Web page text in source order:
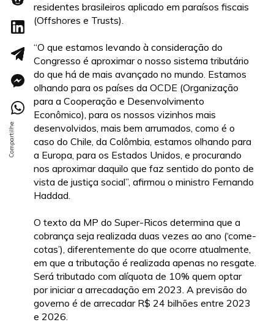
residentes brasileiros aplicado em paraísos fiscais
(Offshores e Trusts).
“O que estamos levando à consideração do
Congresso é aproximar o nosso sistema tributário
do que há de mais avançado no mundo. Estamos
olhando para os países da OCDE (Organização
para a Cooperação e Desenvolvimento
Econômico), para os nossos vizinhos mais
desenvolvidos, mais bem arrumados, como é o
caso do Chile, da Colômbia, estamos olhando para
a Europa, para os Estados Unidos, e procurando
nos aproximar daquilo que faz sentido do ponto de
vista de justiça social”, afirmou o ministro Fernando
Haddad.
O texto da MP do Super-Ricos determina que a
cobrança seja realizada duas vezes ao ano (‘come-
cotas’), diferentemente do que ocorre atualmente,
em que a tributação é realizada apenas no resgate.
Será tributado com alíquota de 10% quem optar
por iniciar a arrecadação em 2023. A previsão do
governo é de arrecadar R$ 24 bilhões entre 2023
e 2026.